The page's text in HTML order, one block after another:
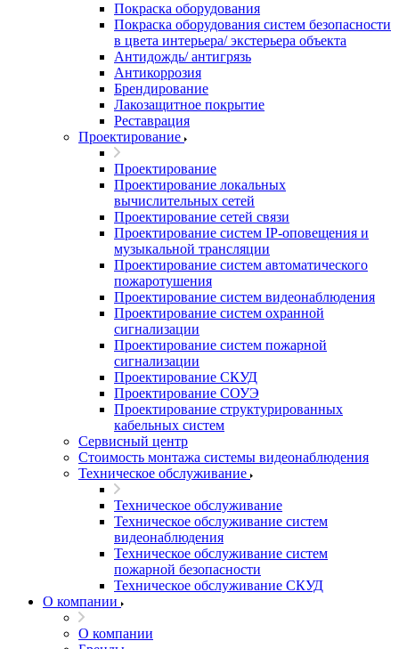
Покраска оборудования
Покраска оборудования систем безопасности
в цвета интерьера/ экстерьера объекта
Антидождь/ антигрязь
Антикоррозия
Брендирование
Лакозащитное покрытие
Реставрация
Проектирование
Проектирование
Проектирование локальных
вычислительных сетей
Проектирование сетей связи
Проектирование систем IP-оповещения и
музыкальной трансляции
Проектирование систем автоматического
пожаротушения
Проектирование систем видеонаблюдения
Проектирование систем охранной
сигнализации
Проектирование систем пожарной
сигнализации
Проектирование СКУД
Проектирование СОУЭ
Проектирование структурированных
кабельных систем
Сервисный центр
Стоимость монтажа системы видеонаблюдения
Техническое обслуживание
Техническое обслуживание
Техническое обслуживание систем
видеонаблюдения
Техническое обслуживание систем
пожарной безопасности
Техническое обслуживание СКУД
О компании
О компании